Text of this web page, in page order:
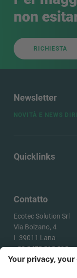
non
RICHIESTA
Contatto
Ecotec Solution Srl
Via Bolzano, 4
I -39011 Lana
+39 0473 313 010
Quicklinks
Newsletter
NOVITÀ E NEWS